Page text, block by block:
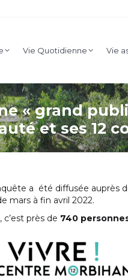
Vie Quotidienne Vie
« grand
et ses 12
a été diffusée auprès
mars à fin avril 2022.
, c’est près de 740